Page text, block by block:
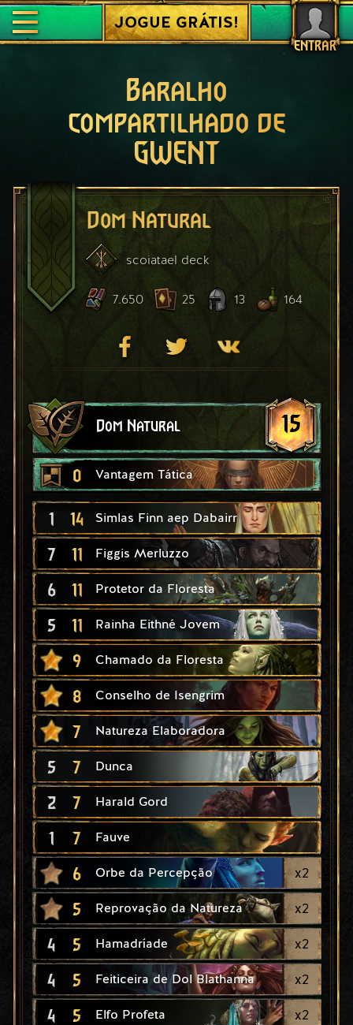
ENTRAR
JOGUE GRÁTIS!
Baralho
compartilhado de
GWENT
Dom Natural
scoiatael deck
7.650 25 13 164
Dom Natural 15
0 Vantagem Tática
1 14 Simlas Finn aep Dabairr
7 11 Figgis Merluzzo
6 11 Protetor da Floresta
5 11 Rainha Eithné Jovem
9 Chamado da Floresta
8 Conselho de Isengrim
7 Natureza Elaboradora
5 7 Dunca
2 7 Harald Gord
1 7 Fauve
6 Orbe da Percepção x2
5 Reprovação da Natureza x2
4 5 Hamadríade x2
4 5 Feiticeira de Dol Blathanna x2
4 5 Elfo Profeta x2